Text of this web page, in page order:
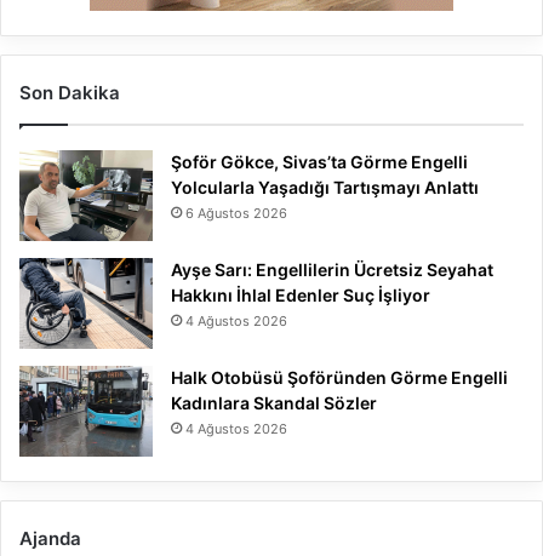
Son Dakika
Şoför Gökce, Sivas’ta Görme Engelli
Yolcularla Yaşadığı Tartışmayı Anlattı
6 Ağustos 2026
Ayşe Sarı: Engellilerin Ücretsiz Seyahat
Hakkını İhlal Edenler Suç İşliyor
4 Ağustos 2026
Halk Otobüsü Şoföründen Görme Engelli
Kadınlara Skandal Sözler
4 Ağustos 2026
Ajanda